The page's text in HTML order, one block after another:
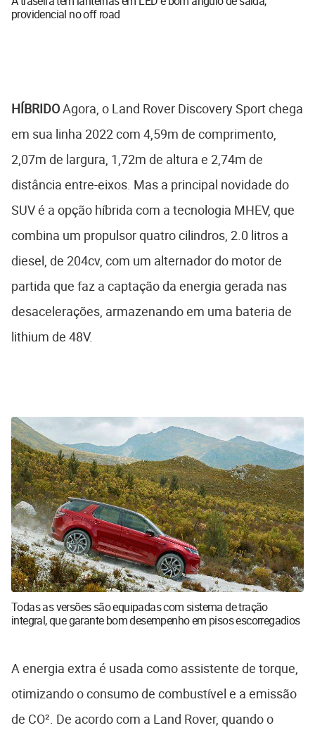
providencial no off road
HÍBRIDOAgora, o Land Rover Discovery Sport chega
em sua linha 2022 com 4,59m de comprimento,
2,07m de largura, 1,72m de altura e 2,74m de
distância entre-eixos. Mas a principal novidade do
SUV é a opção híbrida com a tecnologia MHEV, que
combina um propulsor quatro cilindros, 2.0 litros a
diesel, de 204cv, com um alternador do motor de
partida que faz a captação da energia gerada nas
desacelerações, armazenando em uma bateria de
lithium de 48V.
Todas as versões são equipadas com sistema de tração
integral, que garante bom desempenho em pisos escorregadios
A energia extra é usada como assistente de torque,
otimizando o consumo de combustível e a emissão
de CO². De acordo com a Land Rover, quando o